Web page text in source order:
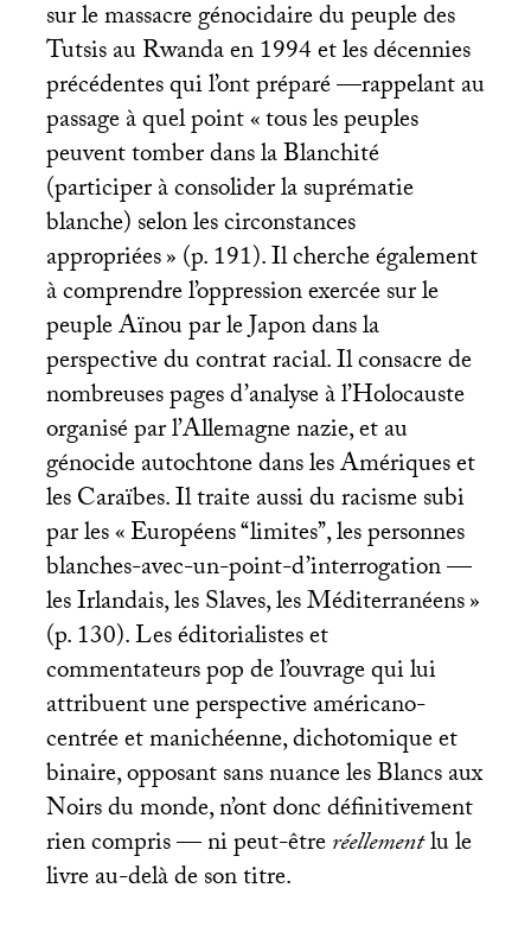
sur le massacre génocidaire du peuple des
Tutsis au Rwanda en 1994 et les décennies
précédentes qui l’ont préparé —rappelant au
passage à quel point «tous les peuples
peuvent tomber dans la Blanchité
(participer à consolider la suprématie
blanche) selon les circonstances
appropriées» (p. 191). Il cherche également
à comprendre l’oppression exercée sur le
peuple Aïnou par le Japon dans la
perspective du contrat racial. Il consacre de
nombreuses pages d’analyse à l’Holocauste
organisé par l’Allemagne nazie, et au
génocide autochtone dans les Amériques et
les Caraïbes. Il traite aussi du racisme subi
par les «Européens ‘‘limites’’, les personnes
blanches-avec-un-point-d’interrogation —
les Irlandais, les Slaves, les Méditerranéens»
(p. 130). Les éditorialistes et
commentateurs pop de l’ouvrage qui lui
attribuent une perspective américano-
centrée et manichéenne, dichotomique et
binaire, opposant sans nuance les Blancs aux
Noirs du monde, n’ont donc définitivement
rien compris — ni peut-êtreréellementlu le
livre au-delà de son titre.